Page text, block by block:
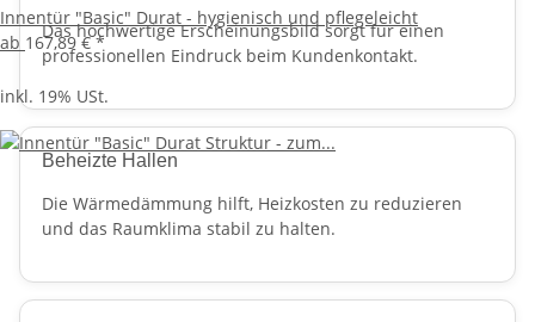
Das hochwertige Erscheinungsbild sorgt für einen
professionellen Eindruck beim Kundenkontakt.
Beheizte Hallen
Die Wärmedämmung hilft, Heizkosten zu reduzieren
und das Raumklima stabil zu halten.
Innentür "Basic" Durat - hygienisch und pflegeleicht
ab 167,89 €*
inkl. 19% USt.